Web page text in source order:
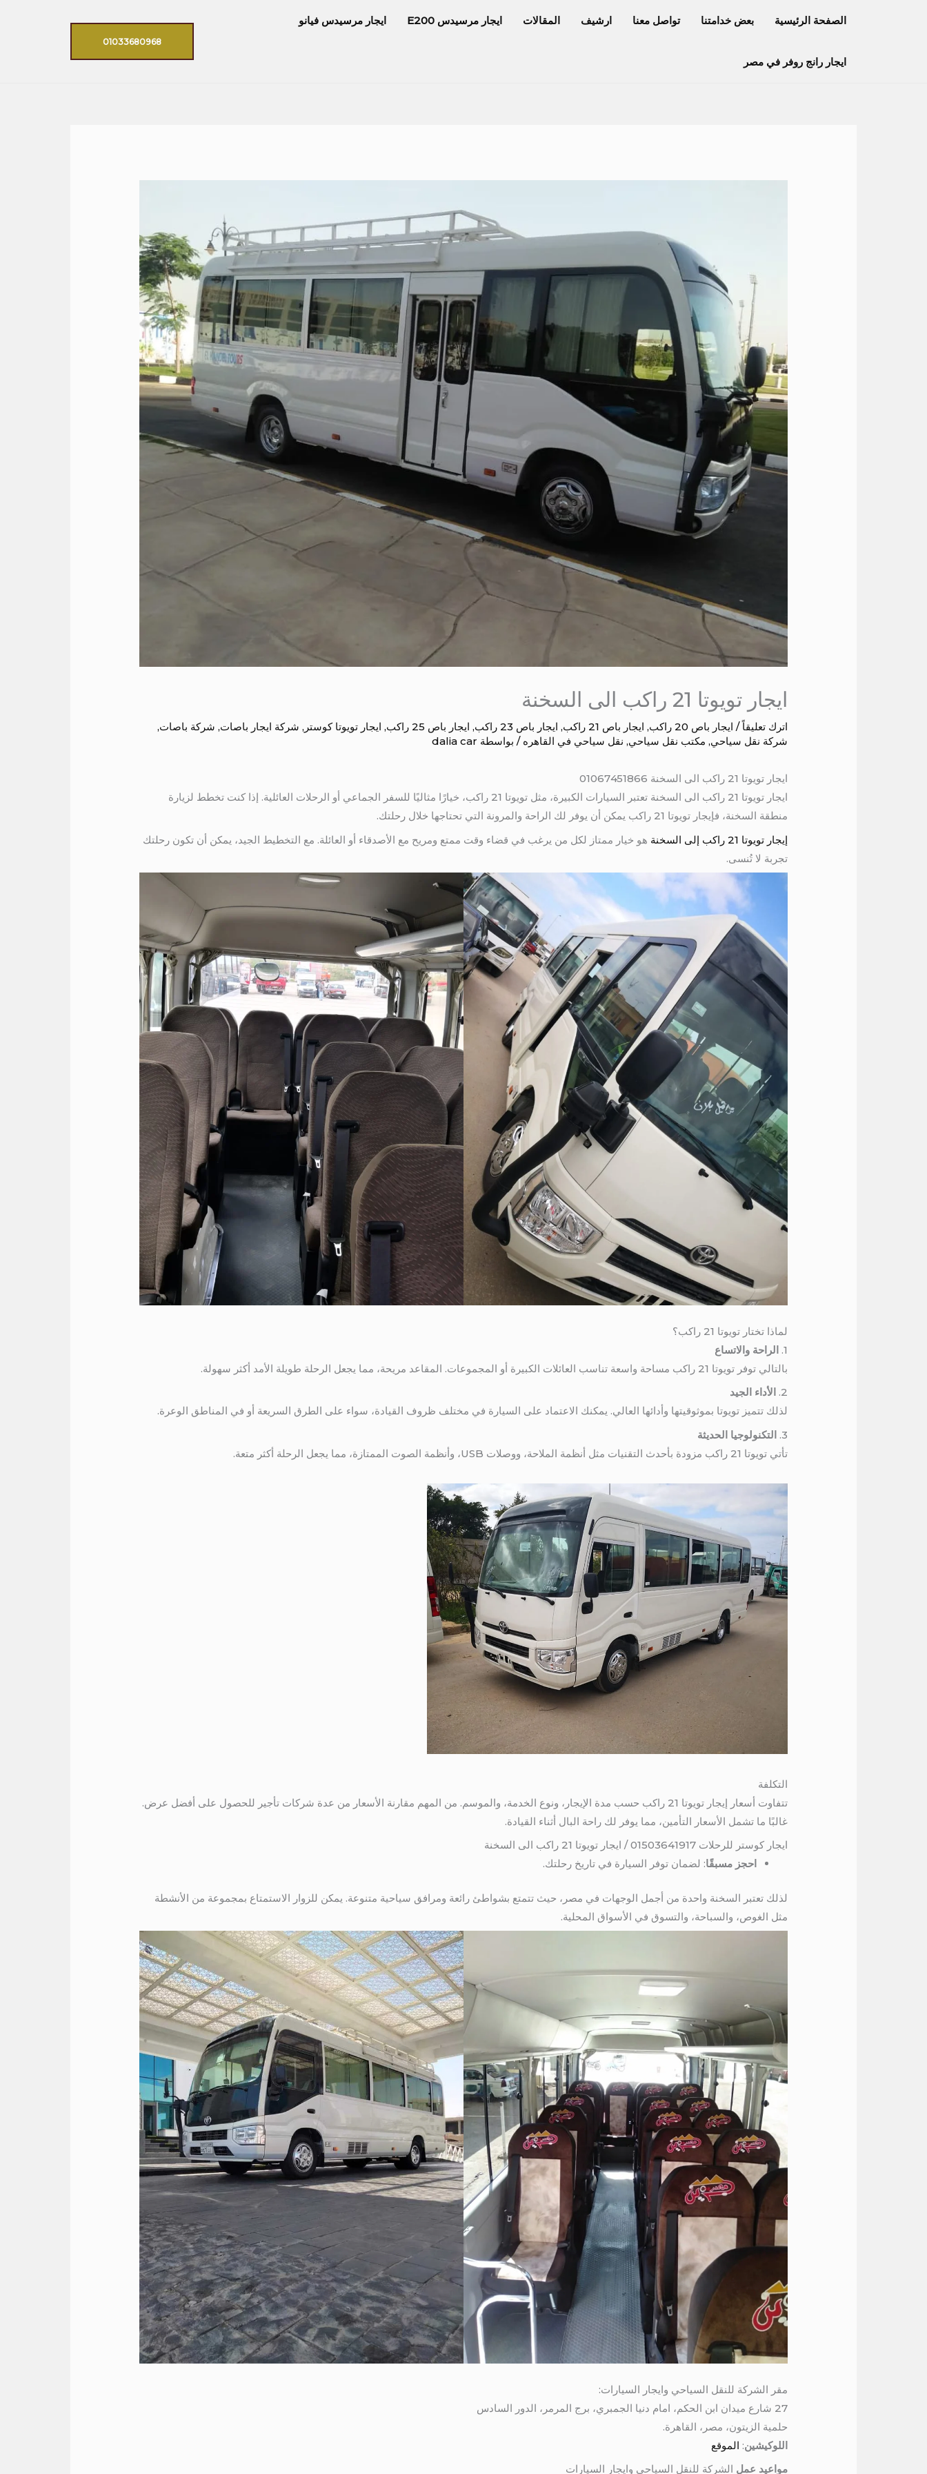
الصفحة الرئيسية بعض خدامتنا تواصل معنا ارشيف المقالات ايجار مرسيدس E200 ايجار مرسيدس فيانو
ايجار رانج روفر في مصر
01033680968
ايجار تويوتا 21 راكب الى السخنة
اترك تعليقاً / ايجار باص 20 راكب , ايجار باص 21 راكب , ايجار باص 23 راكب , ايجار باص 25 راكب , ايجار تويوتا كوستر , شركة ايجار باصات, شركة باصات,
شركة نقل سياحي, مكتب نقل سياحي, نقل سياحي في القاهره / بواسطة dalia car
ايجار تويوتا 21 راكب الى السخنة 01067451866
ايجار تويوتا 21 راكب الى السخنة تعتبر السيارات الكبيرة، مثل تويوتا 21 راكب، خيارًا مثاليًا للسفر الجماعي أو الرحلات العائلية. إذا كنت تخطط لزيارة
منطقة السخنة، فإيجار تويوتا 21 راكب يمكن أن يوفر لك الراحة والمرونة التي تحتاجها خلال رحلتك.
إيجار تويوتا 21 راكب إلى السخنة
هو خيار ممتاز لكل من يرغب في قضاء وقت ممتع ومريح مع الأصدقاء أو العائلة. مع التخطيط الجيد، يمكن أن تكون رحلتك
تجربة لا تُنسى.
لماذا تختار تويوتا 21 راكب؟
1. الراحة والاتساع
بالتالي توفر تويوتا 21 راكب مساحة واسعة تناسب العائلات الكبيرة أو المجموعات. المقاعد مريحة، مما يجعل الرحلة طويلة الأمد أكثر سهولة.
2. الأداء الجيد
لذلك تتميز تويوتا بموثوقيتها وأدائها العالي. يمكنك الاعتماد على السيارة في مختلف ظروف القيادة، سواء على الطرق السريعة أو في المناطق الوعرة.
3. التكنولوجيا الحديثة
تأتي تويوتا 21 راكب مزودة بأحدث التقنيات مثل أنظمة الملاحة، ووصلات USB، وأنظمة الصوت الممتازة، مما يجعل الرحلة أكثر متعة.
التكلفة
تتفاوت أسعار إيجار تويوتا 21 راكب حسب مدة الإيجار، ونوع الخدمة، والموسم. من المهم مقارنة الأسعار من عدة شركات تأجير للحصول على أفضل عرض.
غالبًا ما تشمل الأسعار التأمين، مما يوفر لك راحة البال أثناء القيادة.
ايجار كوستر للرحلات 01503641917 / ايجار تويوتا 21 راكب الى السخنة
احجز مسبقًا: لضمان توفر السيارة في تاريخ رحلتك.
لذلك تعتبر السخنة واحدة من أجمل الوجهات في مصر، حيث تتمتع بشواطئ رائعة ومرافق سياحية متنوعة. يمكن للزوار الاستمتاع بمجموعة من الأنشطة
مثل الغوص، والسباحة، والتسوق في الأسواق المحلية.
مقر الشركة للنقل السياحي وايجار السيارات:
27 شارع ميدان ابن الحكم، امام دنيا الجمبري، برج المرمر، الدور السادس
حلمية الزيتون، مصر، القاهرة.
اللوكيشين: الموقع
مواعيد عمل الشركة للنقل السياحي وايجار السيارات